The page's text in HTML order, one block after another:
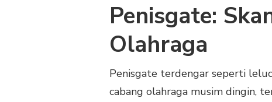
Penisgate:
Olahraga
Penisgate terdengar seperti
cabang olahraga musim dingin,